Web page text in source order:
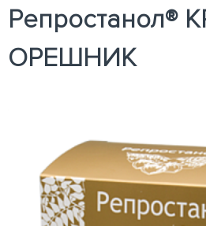
Репростанол®
ОРЕШНИК